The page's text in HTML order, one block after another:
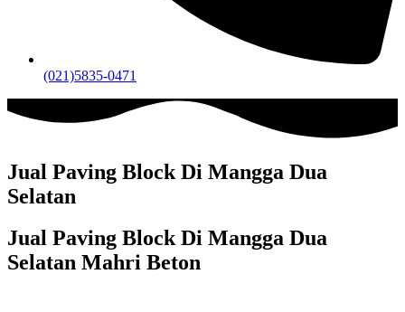
(021)5835-0471
Jual Paving Block Di Mangga Dua
Selatan
Jual Paving Block Di Mangga Dua
Selatan Mahri Beton